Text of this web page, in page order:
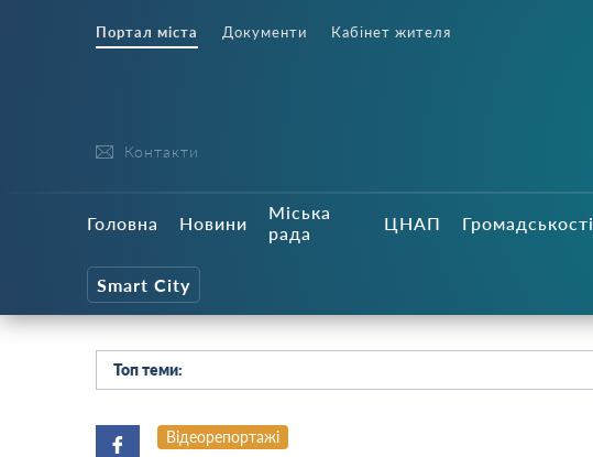
Портал міста Документи Кабінет жителя
Контакти
Головна Новини
Міська
рада
ЦНАП Громадськості
Smart City
Топ теми:
Відеорепортажі